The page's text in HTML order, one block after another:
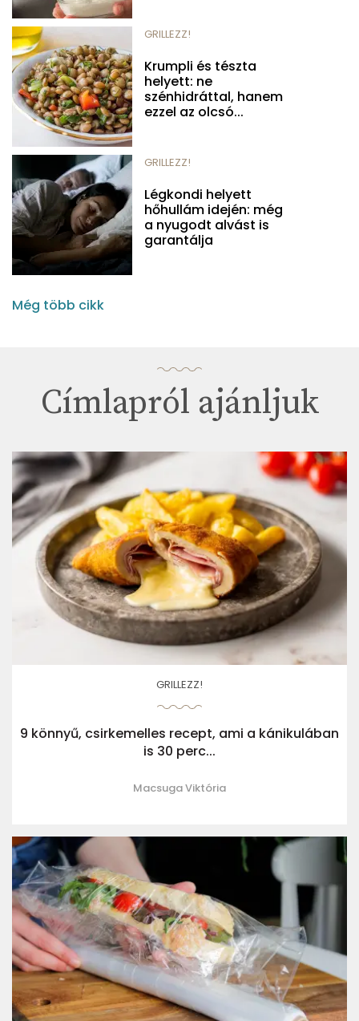
GRILLEZZ!
Krumpli és tészta
helyett: ne
szénhidráttal, hanem
ezzel az olcsó...
GRILLEZZ!
Légkondi helyett
hőhullám idején: még
a nyugodt alvást is
garantálja
Még több cikk
Címlapról ajánljuk
GRILLEZZ!
9 könnyű, csirkemelles recept, ami a kánikulában
is 30 perc...
Macsuga Viktória